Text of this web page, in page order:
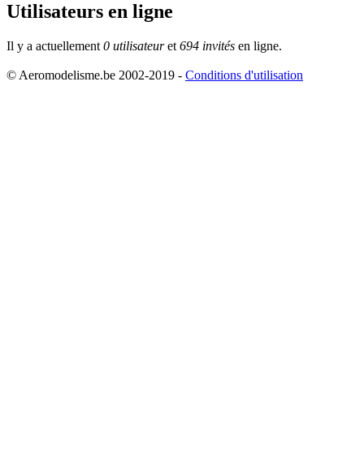
Utilisateurs en ligne
Il y a actuellement 0 utilisateuret 694 invités en ligne.
© Aeromodelisme.be 2002-2019 - Conditions d'utilisation